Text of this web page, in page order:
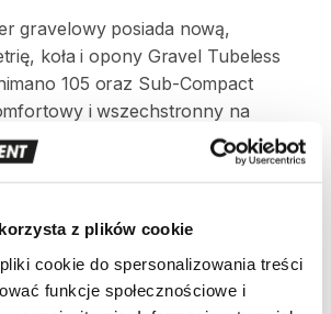
z plików cookie
cookie do spersonalizowania treści
funkcje społecznościowe i
gravelowy posiada nową​,​
​,​ koła i opony Gravel Tubeless
105 oraz Sub-Compact
i wszechstronny na
do 188
10​,​8 kg
w sklepie